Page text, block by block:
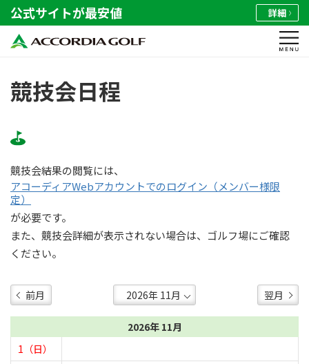
公式サイトが最安値 詳細
競技会日程
競技会結果の閲覧には、
アコーディアWebアカウントでのログイン（メンバー様限
定）
が必要です。
また、競技会詳細が表示されない場合は、ゴルフ場にご確認
ください。
前月 翌月
2026年 11月
1（日）